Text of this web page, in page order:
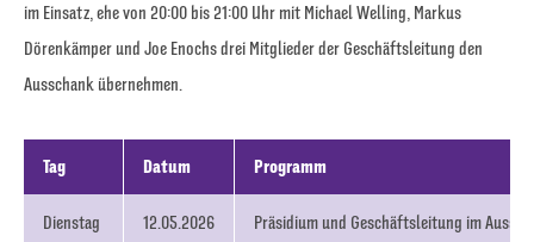
im Einsatz, ehe von 20:00 bis 21:00 Uhr mit Michael Welling, Markus
Dörenkämper und Joe Enochs drei Mitglieder der Geschäftsleitung den
Ausschank übernehmen.
Tag Datum Programm
Dienstag 12.05.2026 Präsidium und Geschäftsleitung im